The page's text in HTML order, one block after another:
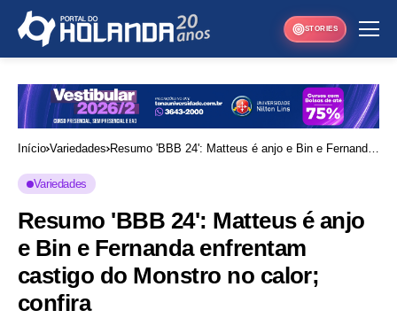
STORIES
Início Variedades Resumo 'BBB 24': Matteus é anjo e Bin e Fernanda
Variedades
Resumo 'BBB 24': Matteus é anjo
e Bin e Fernanda enfrentam
castigo do Monstro no calor;
confira